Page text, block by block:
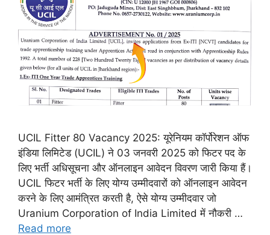
UCIL Fitter 80 Vacancy 2025: यूरेनियम कॉर्पोरेशन ऑफ
इंडिया लिमिटेड (UCIL) ने 03 जनवरी 2025 को फिटर पद के
लिए भर्ती अधिसूचना और ऑनलाइन आवेदन विवरण जारी किया हैं।
UCIL फिटर भर्ती के लिए योग्य उम्मीदवारों को ऑनलाइन आवेदन
करने के लिए आमंत्रित करती है, ऐसे योग्य उम्मीदवार जो
Uranium Corporation of India Limited में नौकरी …
Read more